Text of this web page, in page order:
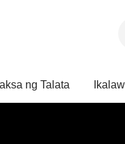
ng Talata